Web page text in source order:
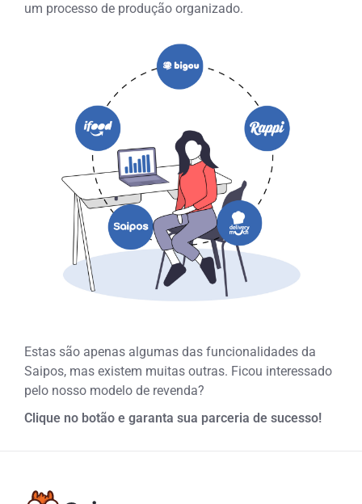
um processo de produção organizado.
Estas são apenas algumas das funcionalidades da
Saipos, mas existem muitas outras. Ficou interessado
pelo nosso modelo de revenda?
Clique no botão e garanta sua parceria de sucesso!